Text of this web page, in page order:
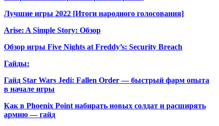
Лучшие игры 2022 [Итоги народного голосования]
Arise: A Simple Story: Обзор
Обзор игры Five Nights at Freddy’s: Security Breach
Гайды:
Гайд Star Wars Jedi: Fallen Order — быстрый фарм опыта
в начале игры
Как в Phoenix Point набирать новых солдат и расширять
армию — гайд